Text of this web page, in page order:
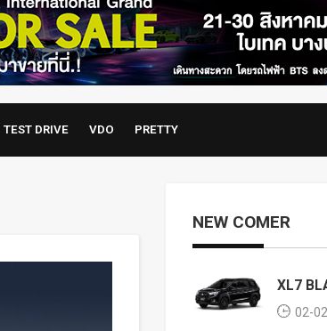
TEST DRIVE VDO PRETTY
NEW COMER
XL7
02-